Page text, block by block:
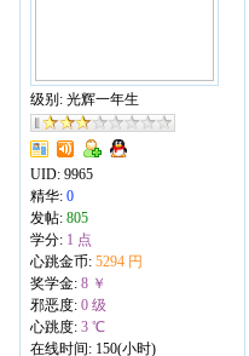
级别: 光辉一年生
UID: 9965
精华: 0
发帖: 805
学分: 1 点
心跳金币: 5294 円
奖学金: 8 ￥
邪恶度: 0 级
心跳度: 3 ℃
在线时间: 150(小时)